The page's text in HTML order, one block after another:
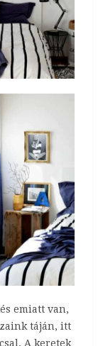
emiatt van,
táján, itt
A keretek